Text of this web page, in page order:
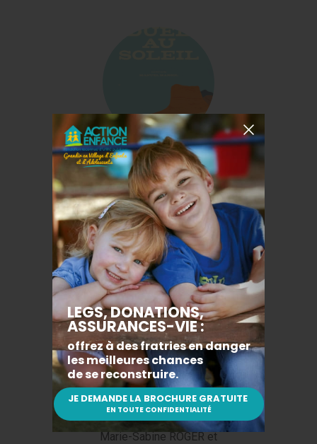
Duel au soleil
Manuel MARSOL
L’affaire méchant
loup
Marie-Sabine ROGER et